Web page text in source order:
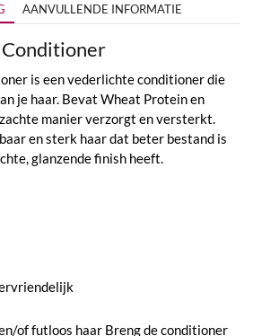
AANVULLENDE INFORMATIE
Conditioner
is een vederlichte conditioner die
je haar. Bevat Wheat Protein en
manier verzorgt en versterkt.
en sterk haar dat beter bestand is
glanzende finish heeft.
of futloos haar Breng de conditioner